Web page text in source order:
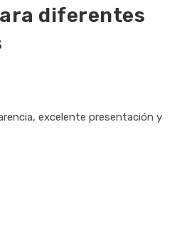
diferentes
excelente presentación y